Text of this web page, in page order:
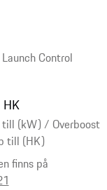
Control
till (kW) / Overboost
till (HK)
finns på
HK